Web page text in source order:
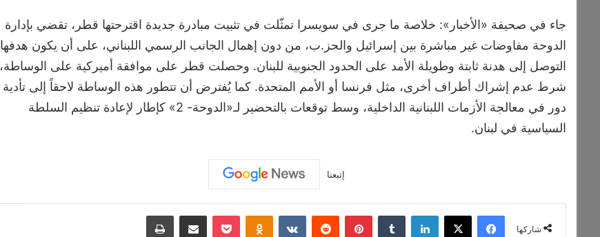
جاء في صحيفة «الأخبار»: خلاصة ما جرى في سويسرا تمثّلت في تثبيت مبادرة جديدة اقترحتها قطر، تقضي بإدارة
الدوحة مفاوضات غير مباشرة بين إسرائيل والحز.ب، من دون إهمال الجانب الرسمي اللبناني، على أن يكون هدفها
التوصل إلى هدنة ثابتة وطويلة الأمد على الحدود الجنوبية للبنان. وحصلت قطر على موافقة أميركية على الوساطة،
شرط عدم إشراك أطراف أخرى، مثل فرنسا أو الأمم المتحدة. كما يُفترض أن تتطور هذه الوساطة لاحقاً إلى تأدية
دور في معالجة الأزمات اللبنانية الداخلية، وسط توقعات بالتحضير لـ«الدوحة- 2» كإطار لإعادة تنظيم السلطة
السياسية في لبنان.
إتبعنا
شاركها
فيسبوك ‫X لينكدإن ‏Tumblr بينتيريست ‏Reddit
‏VKontakte
Odnoklassniki
‫Pocket مشاركة عبر البريد طباعة